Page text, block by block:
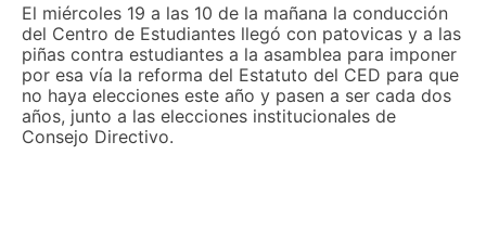
El miércoles 19 a las 10 de la mañana la conducción
del Centro de Estudiantes llegó con patovicas y a las
piñas contra estudiantes a la asamblea para imponer
por esa vía la reforma del Estatuto del CED para que
no haya elecciones este año y pasen a ser cada dos
años, junto a las elecciones institucionales de
Consejo Directivo.